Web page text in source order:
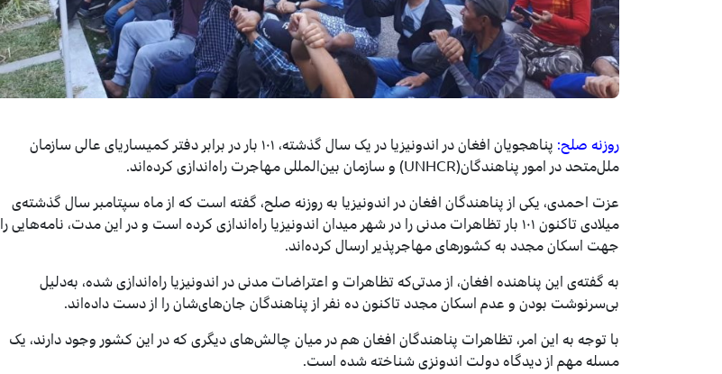
روزنه صلح:
پناهجویان افغان در اندونیزیا در یک سال گذشته، ۱۰۱ بار در برابر دفتر کمیساریای عالی سازمان
ملل‌متحد در امور پناهندگان(UNHCR) و سازمان بین‌المللی مهاجرت راه‌اندازی کرده‌اند.
عزت احمدی، یکی از پناهندگان افغان در اندونیزیا به روزنه صلح، گفته است که از ماه سپتامبر سال گذشته‌ی
میلادی تاکنون ۱۰۱ بار تظاهرات مدنی را در شهر میدان اندونیزیا راه‌اندازی کرده است و در این مدت، نامه‌هایی را
جهت اسکان مجدد به کشورهای مهاجرپذیر ارسال کرده‌اند.
به گفته‌ی این پناهنده‌ افغان، از مدتی‌که تظاهرات و اعتراضات مدنی در اندونیزیا راه‌اندازی شده، به‌دلیل
بی‌سرنوشت بودن و عدم اسکان مجدد تاکنون ده نفر از پناهندگان جان‌های‌شان را از دست داده‌اند.
با توجه به این امر، تظاهرات پناهندگان افغان هم در میان چالش‌های دیگری که در این کشور وجود دارند، یک
مسله مهم از دیدگاه دولت اندونزی شناخته شده است.